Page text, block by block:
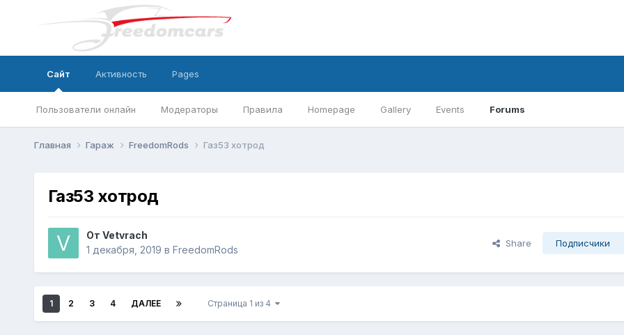
Сайт
Пользователи онлайн Модераторы Правила Homepage Gallery Events Forums
Активность Pages
Главная Гараж FreedomRods Газ53 хотрод
Газ53 хотрод
От Vetvrach
1 декабря, 2019 в FreedomRods
Share Подписчики
1 2 3 4 ДАЛЕЕ Страница 1 из 4